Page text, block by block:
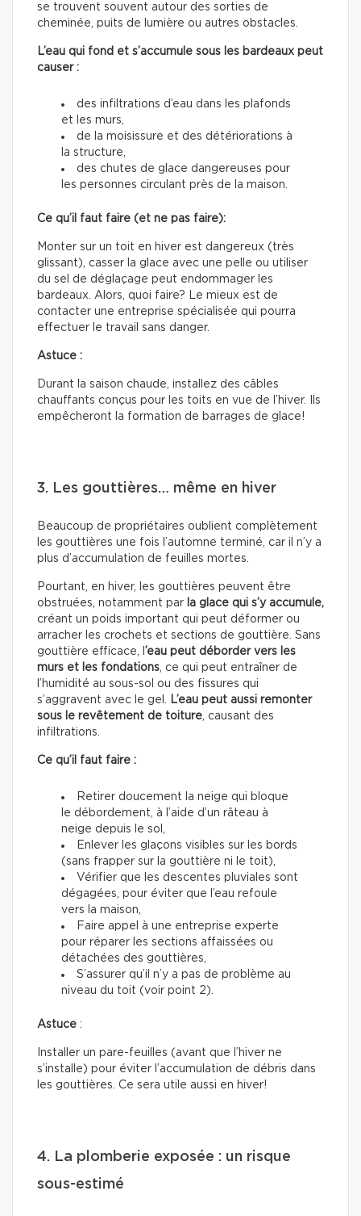
se trouvent souvent autour des sorties de
cheminée, puits de lumière ou autres obstacles.
L’eau qui fond et s’accumule sous les bardeaux peut
causer :
des infiltrations d’eau dans les plafonds
et les murs,
de la moisissure et des détériorations à
la structure,
des chutes de glace dangereuses pour
les personnes circulant près de la maison.
Ce qu’il faut faire (et ne pas faire):
Monter sur un toit en hiver est dangereux (très
glissant), casser la glace avec une pelle ou utiliser
du sel de déglaçage peut endommager les
bardeaux. Alors, quoi faire? Le mieux est de
contacter une entreprise spécialisée qui pourra
effectuer le travail sans danger.
Astuce :
Durant la saison chaude, installez des câbles
chauffants conçus pour les toits en vue de l’hiver. Ils
empêcheront la formation de barrages de glace!
3. Les gouttières… même en hiver
Beaucoup de propriétaires oublient complètement
les gouttières une fois l’automne terminé, car il n’y a
plus d’accumulation de feuilles mortes.
Pourtant, en hiver, les gouttières peuvent être
obstruées, notamment par la glace qui s’y accumule,
créant un poids important qui peut déformer ou
arracher les crochets et sections de gouttière. Sans
gouttière efficace, l ’eau peut déborder vers les
murs et les fondations, ce qui peut entraîner de
l’humidité au sous-sol ou des fissures qui
s’aggravent avec le gel. L’eau peut aussi remonter
sous le revêtement de toiture, causant des
infiltrations.
Ce qu’il faut faire :
Retirer doucement la neige qui bloque
le débordement, à l’aide d’un râteau à
neige depuis le sol,
Enlever les glaçons visibles sur les bords
(sans frapper sur la gouttière ni le toit),
Vérifier que les descentes pluviales sont
dégagées, pour éviter que l’eau refoule
vers la maison,
Faire appel à une entreprise experte
pour réparer les sections affaissées ou
détachées des gouttières,
S’assurer qu’il n’y a pas de problème au
niveau du toit (voir point 2).
Astuce :
Installer un pare-feuilles (avant que l’hiver ne
s’installe) pour éviter l’accumulation de débris dans
les gouttières. Ce sera utile aussi en hiver!
4. La plomberie exposée : un risque
sous-estimé